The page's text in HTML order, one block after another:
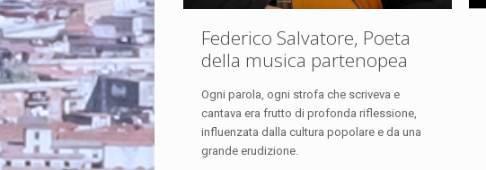
Federico Salvatore, Poeta
della musica partenopea
Ogni parola, ogni strofa che scriveva e
cantava era frutto di profonda riflessione,
influenzata dalla cultura popolare e da una
grande erudizione.